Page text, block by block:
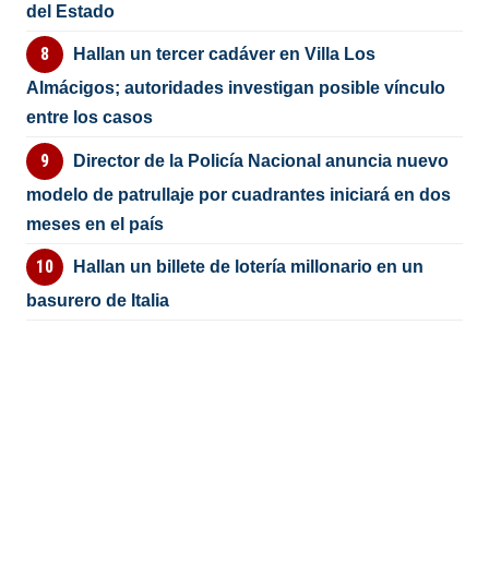
del Estado
Hallan un tercer cadáver en Villa Los
Almácigos; autoridades investigan posible vínculo
entre los casos
Director de la Policía Nacional anuncia nuevo
modelo de patrullaje por cuadrantes iniciará en dos
meses en el país
Hallan un billete de lotería millonario en un
basurero de Italia